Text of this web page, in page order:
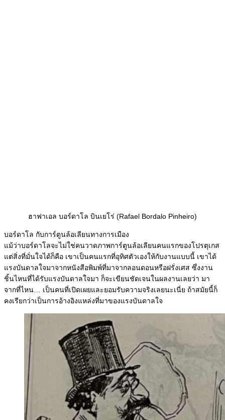
ฮาฟาเอล บอร์ดาโล บินเยโร่ (Rafael Bordalo Pinheiro)
บอร์ดาโล กับการ์ตูนล้อเลียนทางการเมือง
แม้ว่าบอร์ดาโลจะไม่ใช่คนวาดภาพการ์ตูนล้อเลียนคนแรกของโปรตุเกส
แต่สิ่งที่มั่นใจได้ก็คือ เขาเป็นคนแรกที่อุทิศตัวเองให้กับงานแบบนี้ เขาได้
แรงบันดาลใจมาจากหนังสือพิมพ์ที่มาจากลอนดอนหรือฝรั่งเศส ซึ่งงาน
ชิ้นไหนที่ได้รับแรงบันดาลใจมา ก็จะเขียนชัดเจนในผลงานเลยว่า มา
จากที่ไหน… เป็นคนที่เปิดเผยและยอมรับความจริงเลยนะเนี่ย ถ้าสมัยนี้ก็
คงเรียกว่าเป็นการอ้างอิงแหล่งที่มาของแรงบันดาลใจ